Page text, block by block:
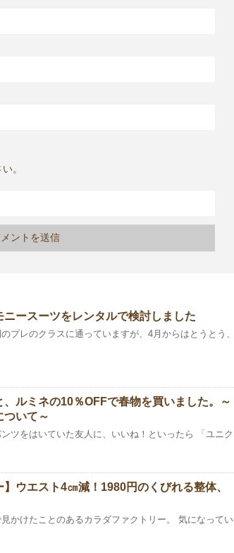
。
ースーツをレンタルで検討しました
プレのクラスに通っていますが、4月からはとうとう、
ルミネの10％OFFで春物を買いました。～
ついて～
ツをはいていた友人に、いいね！といったら 「ユニク
】ウエスト4㎝減！1980円のくびれる整体、
かけたことのあるカラダファクトリー。 気になってい